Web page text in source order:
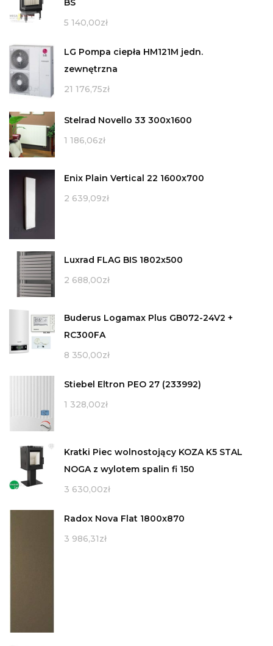
BS
5 140,00zł
LG Pompa ciepła HM121M jedn.
zewnętrzna
21 176,75zł
Stelrad Novello 33 300x1600
1 186,06zł
Enix Plain Vertical 22 1600x700
2 639,09zł
Luxrad FLAG BIS 1802x500
2 688,00zł
Buderus Logamax Plus GB072-24V2 +
RC300FA
8 350,00zł
Stiebel Eltron PEO 27 (233992)
1 328,00zł
Kratki Piec wolnostojący KOZA K5 STAL
NOGA z wylotem spalin fi 150
3 630,00zł
Radox Nova Flat 1800x870
3 986,31zł